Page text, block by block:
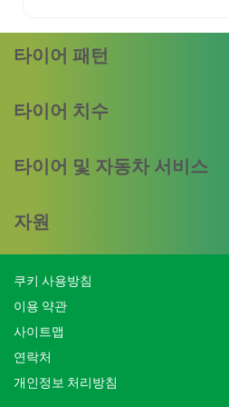
타이어 패턴
타이어 치수
타이어 및 자동차 서비스
자원
쿠키 사용방침
이용 약관
사이트맵
연락처
개인정보 처리방침